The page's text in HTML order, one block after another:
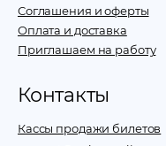
Соглашения и оферты
Оплата и доставка
Приглашаем на работу
Контакты
Кассы продажи билетов